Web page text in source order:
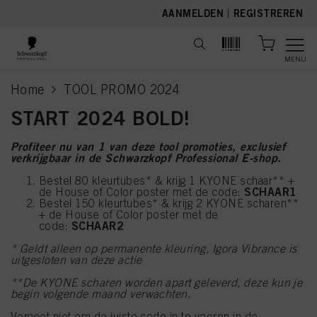
AANMELDEN | REGISTREREN
MENU
Home TOOL PROMO 2024
current page
START 2024 BOLD!
Profiteer nu van 1 van deze tool promoties, exclusief
verkrijgbaar in de Schwarzkopf Professional E-shop.
Bestel 80 kleurtubes* & krijg 1 KYONE schaar** +
de House of Color poster met de code: SCHAAR1
Bestel 150 kleurtubes* & krijg 2 KYONE scharen**
+ de House of Color poster met de
code: SCHAAR2
* Geldt alleen op permanente kleuring, Igora Vibrance is
uitgesloten van deze actie
**De KYONE scharen worden apart geleverd, deze kun je
begin volgende maand verwachten.